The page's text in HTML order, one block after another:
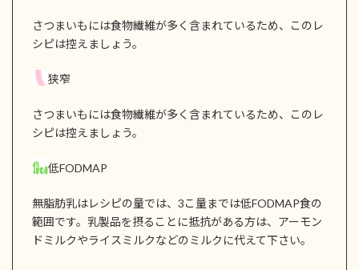
さつまいもには食物繊維が多く含まれているため、このレ
シピは控えましょう。
狭窄
さつまいもには食物繊維が多く含まれているため、このレ
シピは控えましょう。
低FODMAP
無脂肪乳はレシピの量では、3こ量までは低FODMAP食の
範囲です。乳製品を摂ることに抵抗がある方は、アーモン
ドミルクやライスミルクなどのミルクに代えて下さい。